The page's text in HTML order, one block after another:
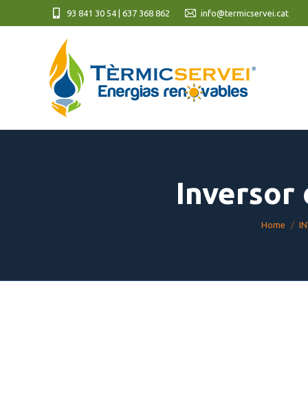
93 841 30 54 | 637 368 862 info@termicservei.cat
Inversor
You are
Home